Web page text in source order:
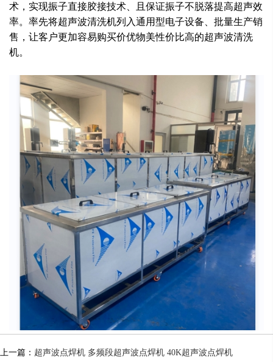
术，实现振子直接胶接技术、且保证振子不脱落提高超声效
率。率先将超声波清洗机列入通用型电子设备、批量生产销
售，让客户更加容易购买价优物美性价比高的超声波清洗
机。
上一篇： 超声波点焊机 多频段超声波点焊机 40K超声波点焊机